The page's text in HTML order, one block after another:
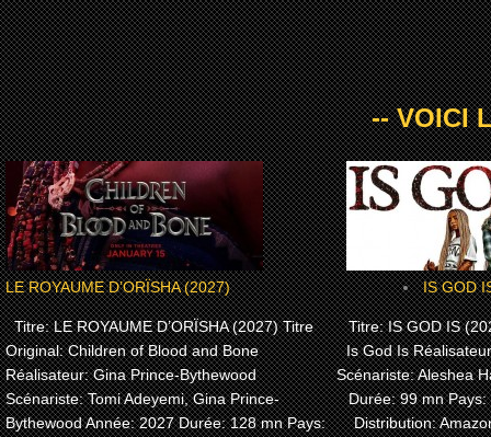
-- VOICI
LE ROYAUME D’ORÏSHA (2027)
Titre: LE ROYAUME D’ORÏSHA (2027) Titre
Original: Children of Blood and Bone
Réalisateur: Gina Prince-Bythewood
Scénariste: Tomi Adeyemi, Gina Prince-
Bythewood Année: 2027 Durée: 128 mn Pays:
IS GOD
Titre: IS GOD IS
Is God Is
Scénariste: Aleshea
Durée: 99 mn
Distribution: